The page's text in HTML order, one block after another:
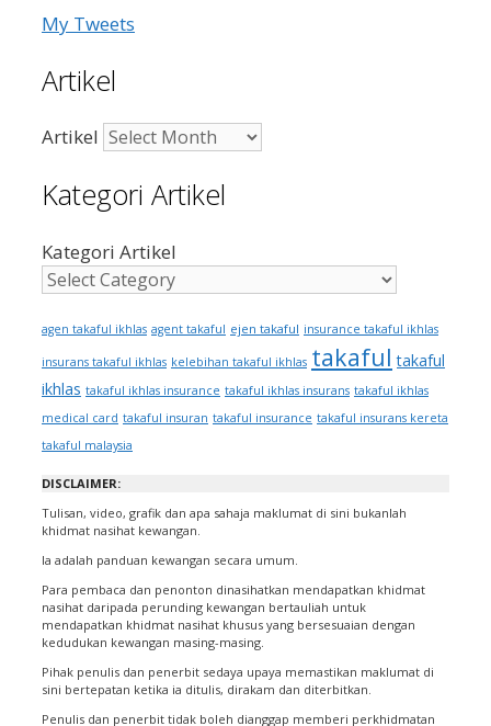
My Tweets
Artikel
Artikel
Kategori Artikel
Kategori Artikel
agen takaful ikhlas agent takaful ejen takaful insurance takaful ikhlas
insurans takaful ikhlas kelebihan takaful ikhlas takaful takaful
ikhlas takaful ikhlas insurance takaful ikhlas insurans takaful ikhlas
medical card takaful insuran takaful insurance takaful insurans kereta
takaful malaysia
DISCLAIMER:
Tulisan, video, grafik dan apa sahaja maklumat di sini bukanlah
khidmat nasihat kewangan.
Ia adalah panduan kewangan secara umum.
Para pembaca dan penonton dinasihatkan mendapatkan khidmat
nasihat daripada perunding kewangan bertauliah untuk
mendapatkan khidmat nasihat khusus yang bersesuaian dengan
kedudukan kewangan masing-masing.
Pihak penulis dan penerbit sedaya upaya memastikan maklumat di
sini bertepatan ketika ia ditulis, dirakam dan diterbitkan.
Penulis dan penerbit tidak boleh dianggap memberi perkhidmatan